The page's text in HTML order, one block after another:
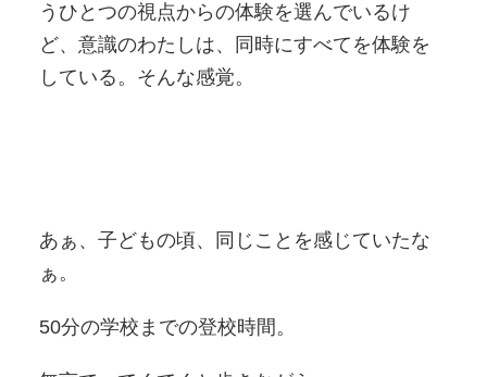
うひとつの視点からの体験を選んでいるけ
ど、意識のわたしは、同時にすべてを体験を
している。そんな感覚。
あぁ、子どもの頃、同じことを感じていたな
ぁ。
50分の学校までの登校時間。